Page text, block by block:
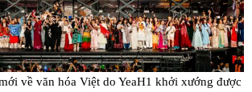
về văn hóa Việt do YeaH1 khởi xướng được